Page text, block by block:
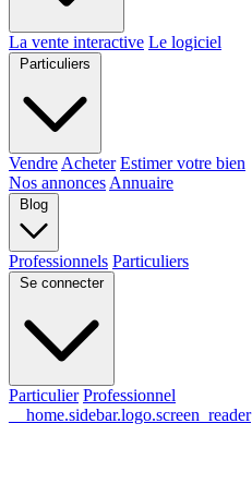
La vente interactive Le logiciel
Particuliers
Vendre Acheter Estimer votre bien
Nos annonces Annuaire
Blog
Professionnels Particuliers
Se connecter
Particulier Professionnel
__home.sidebar.logo.screen_reader